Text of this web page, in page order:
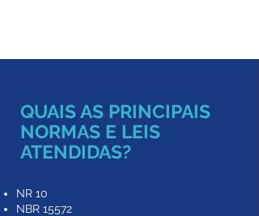
QUAIS AS PRINCIPAIS
NORMAS E LEIS
ATENDIDAS?
NR 10
NBR 15572